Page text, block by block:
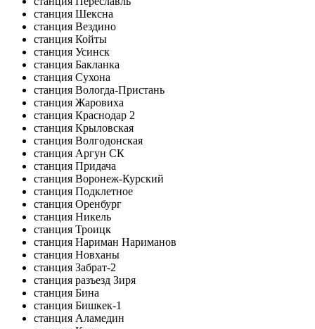
станция Шексна
станция Вездино
станция Койты
станция Усинск
станция Бакланка
станция Сухона
станция Вологда-Пристань
станция Жаровиха
станция Краснодар 2
станция Крыловская
станция Волгодонская
станция Аргун СК
станция Придача
станция Воронеж-Курский
станция Подклетное
станция Оренбург
станция Никель
станция Троицк
станция Нариман Нариманов
станция Новханы
станция Забрат-2
станция разъезд Зиря
станция Бина
станция Бишкек-1
станция Аламедин